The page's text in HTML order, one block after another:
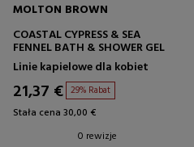
MOLTON BROWN
COASTAL CYPRESS & SEA
FENNEL BATH & SHOWER GEL
Linie kapielowe dla kobiet
21,37 € 29% Rabat
Stała cena 30,00 €
0 rewizje